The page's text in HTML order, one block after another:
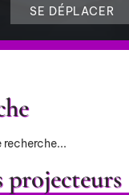
SE DÉPLACER
projecteurs